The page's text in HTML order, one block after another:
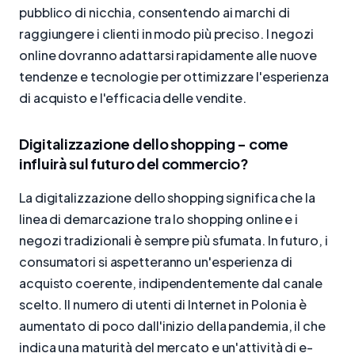
pubblico di nicchia, consentendo ai marchi di
raggiungere i clienti in modo più preciso. I negozi
online dovranno adattarsi rapidamente alle nuove
tendenze e tecnologie per ottimizzare l'esperienza
di acquisto e l'efficacia delle vendite.
Digitalizzazione dello shopping - come
influirà sul futuro del commercio?
La digitalizzazione dello shopping significa che la
linea di demarcazione tra lo shopping online e i
negozi tradizionali è sempre più sfumata. In futuro, i
consumatori si aspetteranno un'esperienza di
acquisto coerente, indipendentemente dal canale
scelto. Il numero di utenti di Internet in Polonia è
aumentato di poco dall'inizio della pandemia, il che
indica una maturità del mercato e un'attività di e-